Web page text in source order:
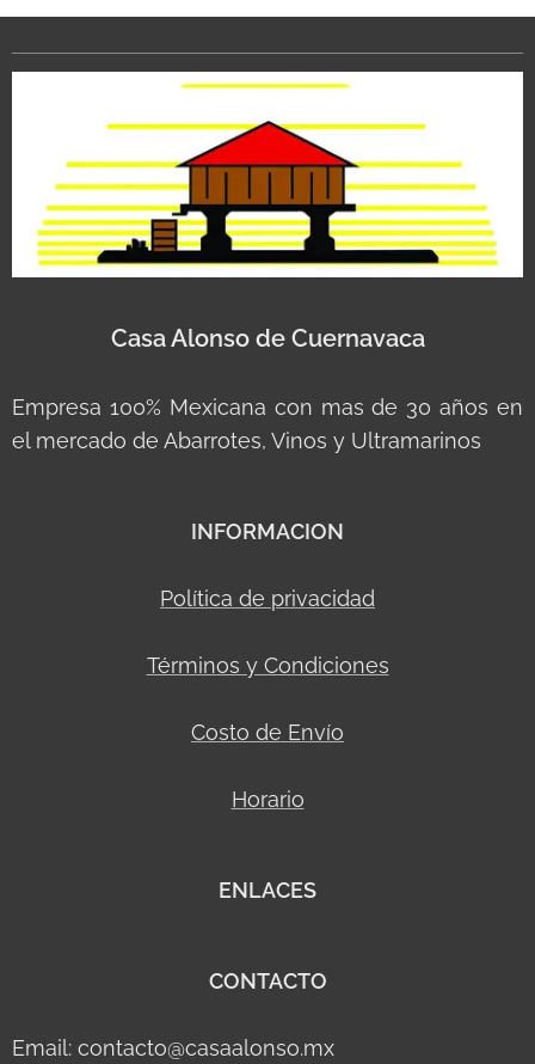
Casa Alonso de Cuernavaca
Empresa 100% Mexicana con mas de 30 años en
el mercado de Abarrotes, Vinos y Ultramarinos
INFORMACION
Política de privacidad
Términos y Condiciones
Costo de Envío
Horario
ENLACES
CONTACTO
Email: contacto@casaalonso.mx